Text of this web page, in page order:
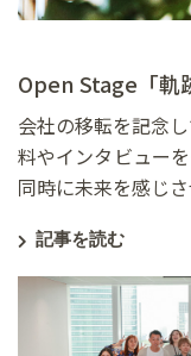
Open Stage「軌
会社の移転を記念
料やインタビュー
同時に未来を感じ
記事を読む